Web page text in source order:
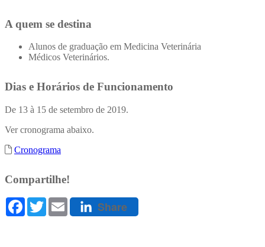
A quem se destina
Alunos de graduação em Medicina Veterinária
Médicos Veterinários.
Dias e Horários de Funcionamento
De 13 à 15 de setembro de 2019.
Ver cronograma abaixo.
Cronograma
Compartilhe!
Facebook
TwitterEmail Share